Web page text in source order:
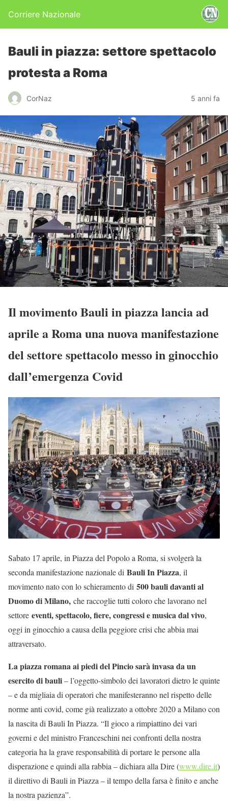
Corriere Nazionale
Bauli in piazza: settore spettacolo
protesta a Roma
CorNaz 5 anni fa
Il movimento Bauli in piazza lancia ad
aprile a Roma una nuova manifestazione
del settore spettacolo messo in ginocchio
dall’emergenza Covid
Sabato 17 aprile, in Piazza del Popolo a Roma, si svolgerà la
seconda manifestazione nazionale di Bauli In Piazza, il
movimento nato con lo schieramento di 500 bauli davanti al
Duomo di Milano, che raccoglie tutti coloro che lavorano nel
settore eventi, spettacolo, fiere, congressi e musica dal vivo,
oggi in ginocchio a causa della peggiore crisi che abbia mai
attraversato.
La piazza romana ai piedi del Pincio sarà invasa da un
esercito di bauli– l’oggetto-simbolo dei lavoratori dietro le quinte
– e da migliaia di operatori che manifesteranno nel rispetto delle
norme anti covid, come già realizzato a ottobre 2020 a Milano con
la nascita di Bauli In Piazza. “Il gioco a rimpiattino dei vari
governi e del ministro Franceschini nei confronti della nostra
categoria ha la grave responsabilità di portare le persone alla
disperazione e quindi alla rabbia – dichiara alla Dire (www.dire.it)
il direttivo di Bauli in Piazza – il tempo della farsa è finito e anche
la nostra pazienza”.